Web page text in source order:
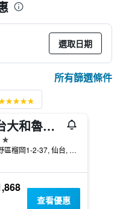
選取日期
所有篩選條件
仙台大和魯內酒店
宮城野區榴岡1-2-37, 仙台, 日本
查看優惠